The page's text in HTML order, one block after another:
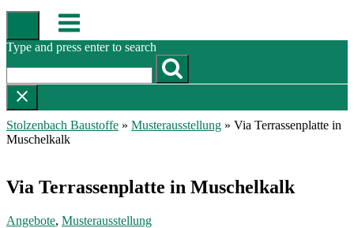
Skip
content
Menu
Type and press enter to search
Stolzenbach Baustoffe » Musterausstellung » Via Terrassenplatte in
Muschelkalk
Via Terrassenplatte in Muschelkalk
Angebote, Musterausstellung